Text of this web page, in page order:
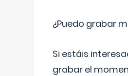
¿Puedo grabar
Si estáis
grabar el